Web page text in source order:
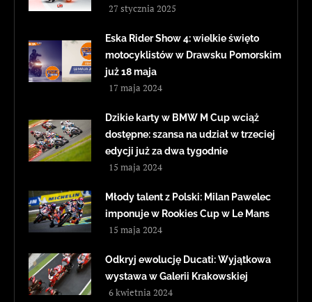
27 stycznia 2025
Eska Rider Show 4: wielkie święto
motocyklistów w Drawsku Pomorskim
już 18 maja
17 maja 2024
Dzikie karty w BMW M Cup wciąż
dostępne: szansa na udział w trzeciej
edycji już za dwa tygodnie
15 maja 2024
Młody talent z Polski: Milan Pawelec
imponuje w Rookies Cup w Le Mans
15 maja 2024
Odkryj ewolucję Ducati: Wyjątkowa
wystawa w Galerii Krakowskiej
6 kwietnia 2024